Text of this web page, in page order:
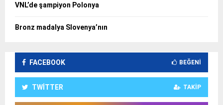
VNL’de şampiyon Polonya
Bronz madalya Slovenya’nın
FACEBOOK BEĞENI
TWITTER TAKIP